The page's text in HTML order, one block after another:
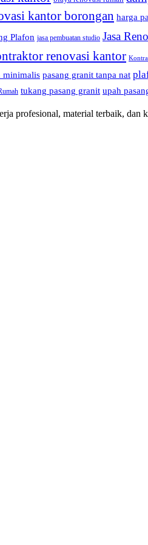
kantor borongan harga
Plafon jasa pembuatan studio Jasa
renovasi kantor
minimalis pasang granit tanpa nat
tukang pasang granit upah
profesional, material terbaik, dan